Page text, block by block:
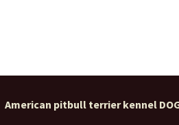
American pitbull terrier kennel